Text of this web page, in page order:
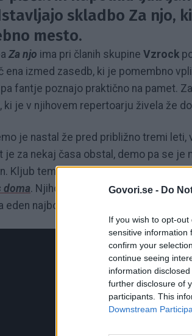
Govori.se - Do
If you wish to opt-
sensitive information
confirm your
continue seeing
information
further disclosure of
participants. This
Downstream
skladbo Za njo,
mesto.
Za njo ima pri članih skupine Vzrock
ena izmed zasedb, ki je pomembno
fantje poznajo praktično na pamet.
ki je v njihovem repertoarju živela že
je nastal že pred približno tremi
je za nekaj časa obstal, demo pa se
Kljub temu fantje nad idejo niso
doma. Njihova izvedba je požela
eden najbolj gledanih glasbenih